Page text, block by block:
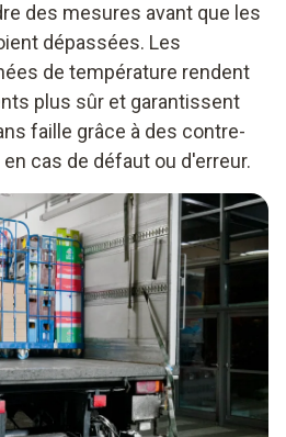
des mesures avant que les
dépassées. Les
de température rendent
plus sûr et garantissent
faille grâce à des contre-
cas de défaut ou d'erreur.